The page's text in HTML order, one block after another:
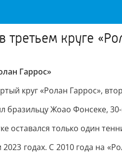
круге
Гаррос»
круг «Ролан Гаррос»,
Жоао Фонсеке,
оставался только один
годах. C 2010 года на